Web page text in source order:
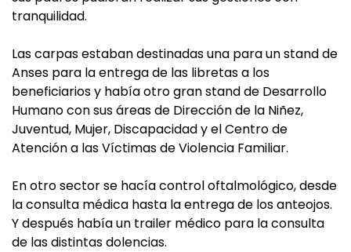
tranquilidad.
Las carpas estaban destinadas una para un stand de
Anses para la entrega de las libretas a los
beneficiarios y había otro gran stand de Desarrollo
Humano con sus áreas de Dirección de la Niñez,
Juventud, Mujer, Discapacidad y el Centro de
Atención a las Víctimas de Violencia Familiar.
En otro sector se hacía control oftalmológico, desde
la consulta médica hasta la entrega de los anteojos.
Y después había un trailer médico para la consulta
de las distintas dolencias.